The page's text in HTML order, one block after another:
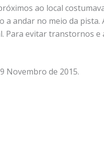
ao local
a andar no meio da
Para evitar transtornos
Novembro de 2015.